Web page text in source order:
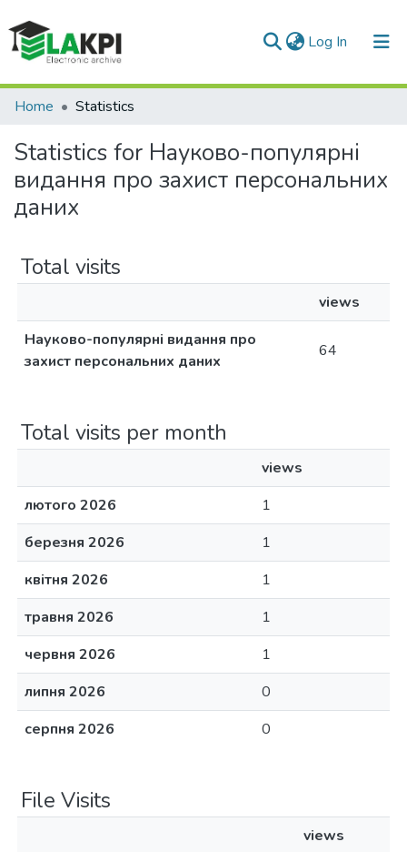
Log In (current)
Communities & Collections
All of DSpace
Home Statistics
Statistics for Науково-популярні
видання про захист персональних
даних
Total visits
views
Науково-популярні видання про
захист персональних даних
64
Total visits per month
views
лютого 2026
1
березня 2026
1
квітня 2026
1
травня 2026
1
червня 2026
1
липня 2026
0
серпня 2026
0
File Visits
views